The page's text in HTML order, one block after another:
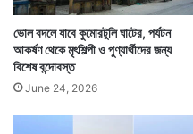
ভোল বদলে যাবে কুমোরটুলি ঘাটের, পর্যটন
আকর্ষণ থেকে মৃৎশিল্পী ও পুণ্যার্থীদের জন্য
বিশেষ বন্দোবস্ত
June 24, 2026